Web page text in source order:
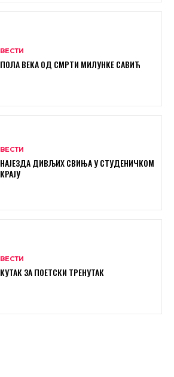
ВЕСТИ
ПОЛА ВЕКА ОД СМРТИ МИЛУНКЕ САВИЋ
ВЕСТИ
НАЈЕЗДА ДИВЉИХ СВИЊА У СТУДЕНИЧКОМ
КРАЈУ
ВЕСТИ
КУТАК ЗА ПОЕТСКИ ТРЕНУТАК